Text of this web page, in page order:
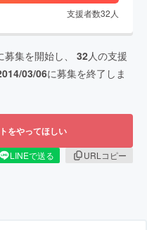
支援者数32 人
募集を開始し、 32人の支援
03/06に募集を終了しま
をやってほしい
LINEで送る
URLコピー